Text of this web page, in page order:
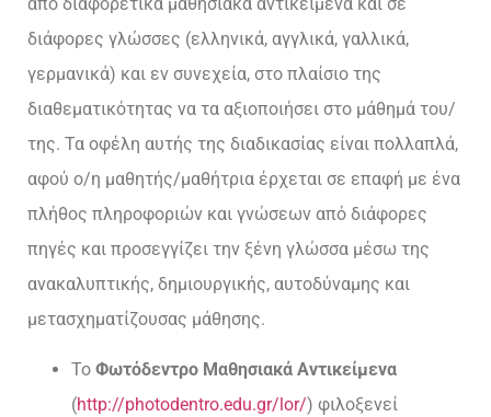
διάφορες γλώσσες (ελληνικά, αγγλικά, γαλλικά,
γερμανικά) και εν συνεχεία, στο πλαίσιο της
διαθεματικότητας να τα αξιοποιήσει στο μάθημά του/
της. Τα οφέλη αυτής της διαδικασίας είναι πολλαπλά,
αφού ο/η μαθητής/μαθήτρια έρχεται σε επαφή με ένα
πλήθος πληροφοριών και γνώσεων από διάφορες
πηγές και προσεγγίζει την ξένη γλώσσα μέσω της
ανακαλυπτικής, δημιουργικής, αυτοδύναμης και
μετασχηματίζουσας μάθησης.
Το Φωτόδεντρο Μαθησιακά Αντικείμενα
(http://photodentro.edu.gr/lor/) φιλοξενεί